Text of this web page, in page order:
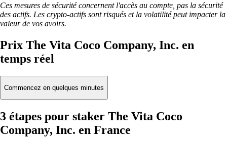
Ces mesures de sécurité concernent l'accès au compte, pas la sécurité
des actifs. Les crypto-actifs sont risqués et la volatilité peut impacter la
valeur de vos avoirs.
Prix The Vita Coco Company, Inc. en
temps réel
Commencez en quelques minutes
3 étapes pour staker The Vita Coco
Company, Inc. en France